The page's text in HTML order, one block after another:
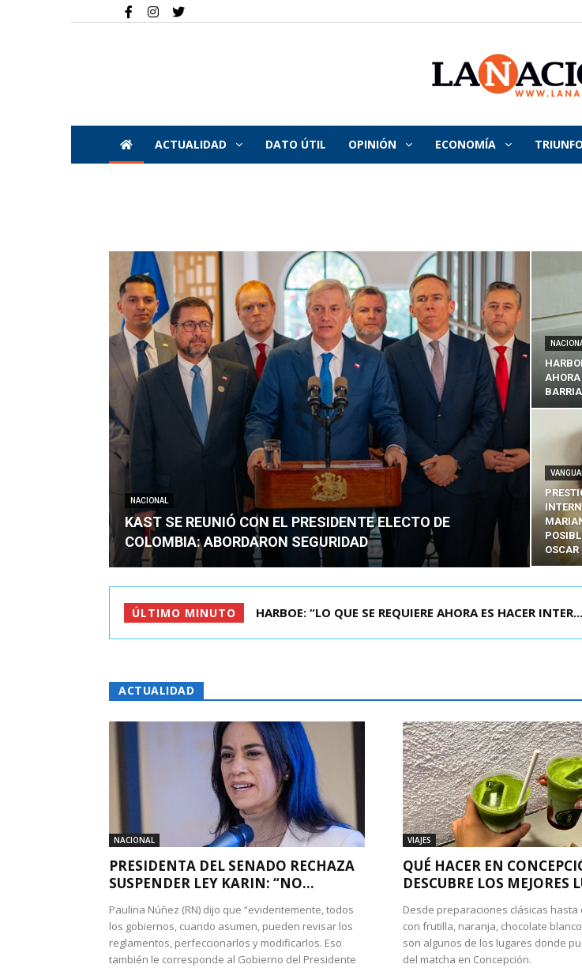
La
Nación
ACTUALIDAD DATO ÚTIL OPINIÓN ECONOMÍA TRIUNFO
NACIONAL
KAST SE REUNIÓ CON EL PRESIDENTE ELECTO DE
COLOMBIA: ABORDARON SEGURIDAD
AHORA
OSCAR
ÚLTIMO MINUTO BIMINISTRO MAS POR IPC: “LA ECONOMÍA SE ESTÁ ENC...
ACTUALIDAD
NACIONAL
PRESIDENTA DEL SENADO RECHAZA
SUSPENDER LEY KARIN: “NO...
Paulina Núñez (RN) dijo que “evidentemente, todos
los gobiernos, cuando asumen, pueden revisar los
reglamentos, perfeccionarlos y modificarlos. Eso
también le corresponde al Gobierno del Presidente
VIAJES
QUÉ HACER EN
DESCUBRE LOS MEJORES
Desde preparaciones clásicas hasta
con frutilla, naranja, chocolate
son algunos de los lugares donde
del matcha en Concepción.